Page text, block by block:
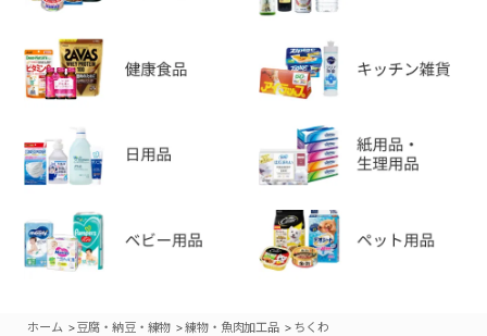
ホーム >豆腐・納豆・練物 >練物・魚肉加工品 > ちくわ